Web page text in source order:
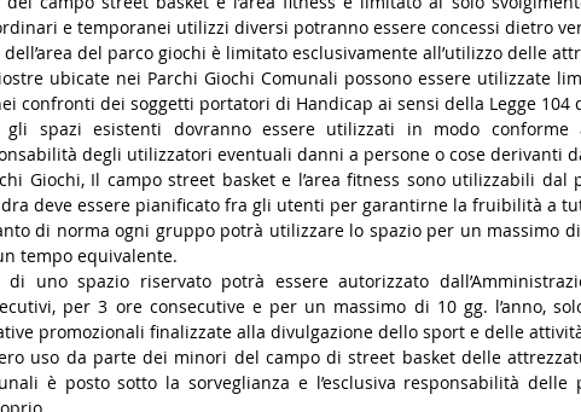
e temporanei utilizzi diversi potranno essere concessi dietro
dell’area del parco giochi è limitato esclusivamente all’utilizzo delle
ubicate nei Parchi Giochi Comunali possono essere utilizzate
confronti dei soggetti portatori di Handicap ai sensi della Legge 104
gli spazi esistenti dovranno essere utilizzati in modo
degli utilizzatori eventuali danni a persone o cose derivanti
Giochi, Il campo street basket e l’area fitness sono utilizzabili
deve essere pianificato fra gli utenti per garantirne la fruibilità a
di norma ogni gruppo potrà utilizzare lo spazio per un massimo
tempo equivalente.
di uno spazio riservato potrà essere autorizzato
per 3 ore consecutive e per un massimo di 10 gg. l’anno,
promozionali finalizzate alla divulgazione dello sport e delle
uso da parte dei minori del campo di street basket delle
è posto sotto la sorveglianza e l’esclusiva responsabilità